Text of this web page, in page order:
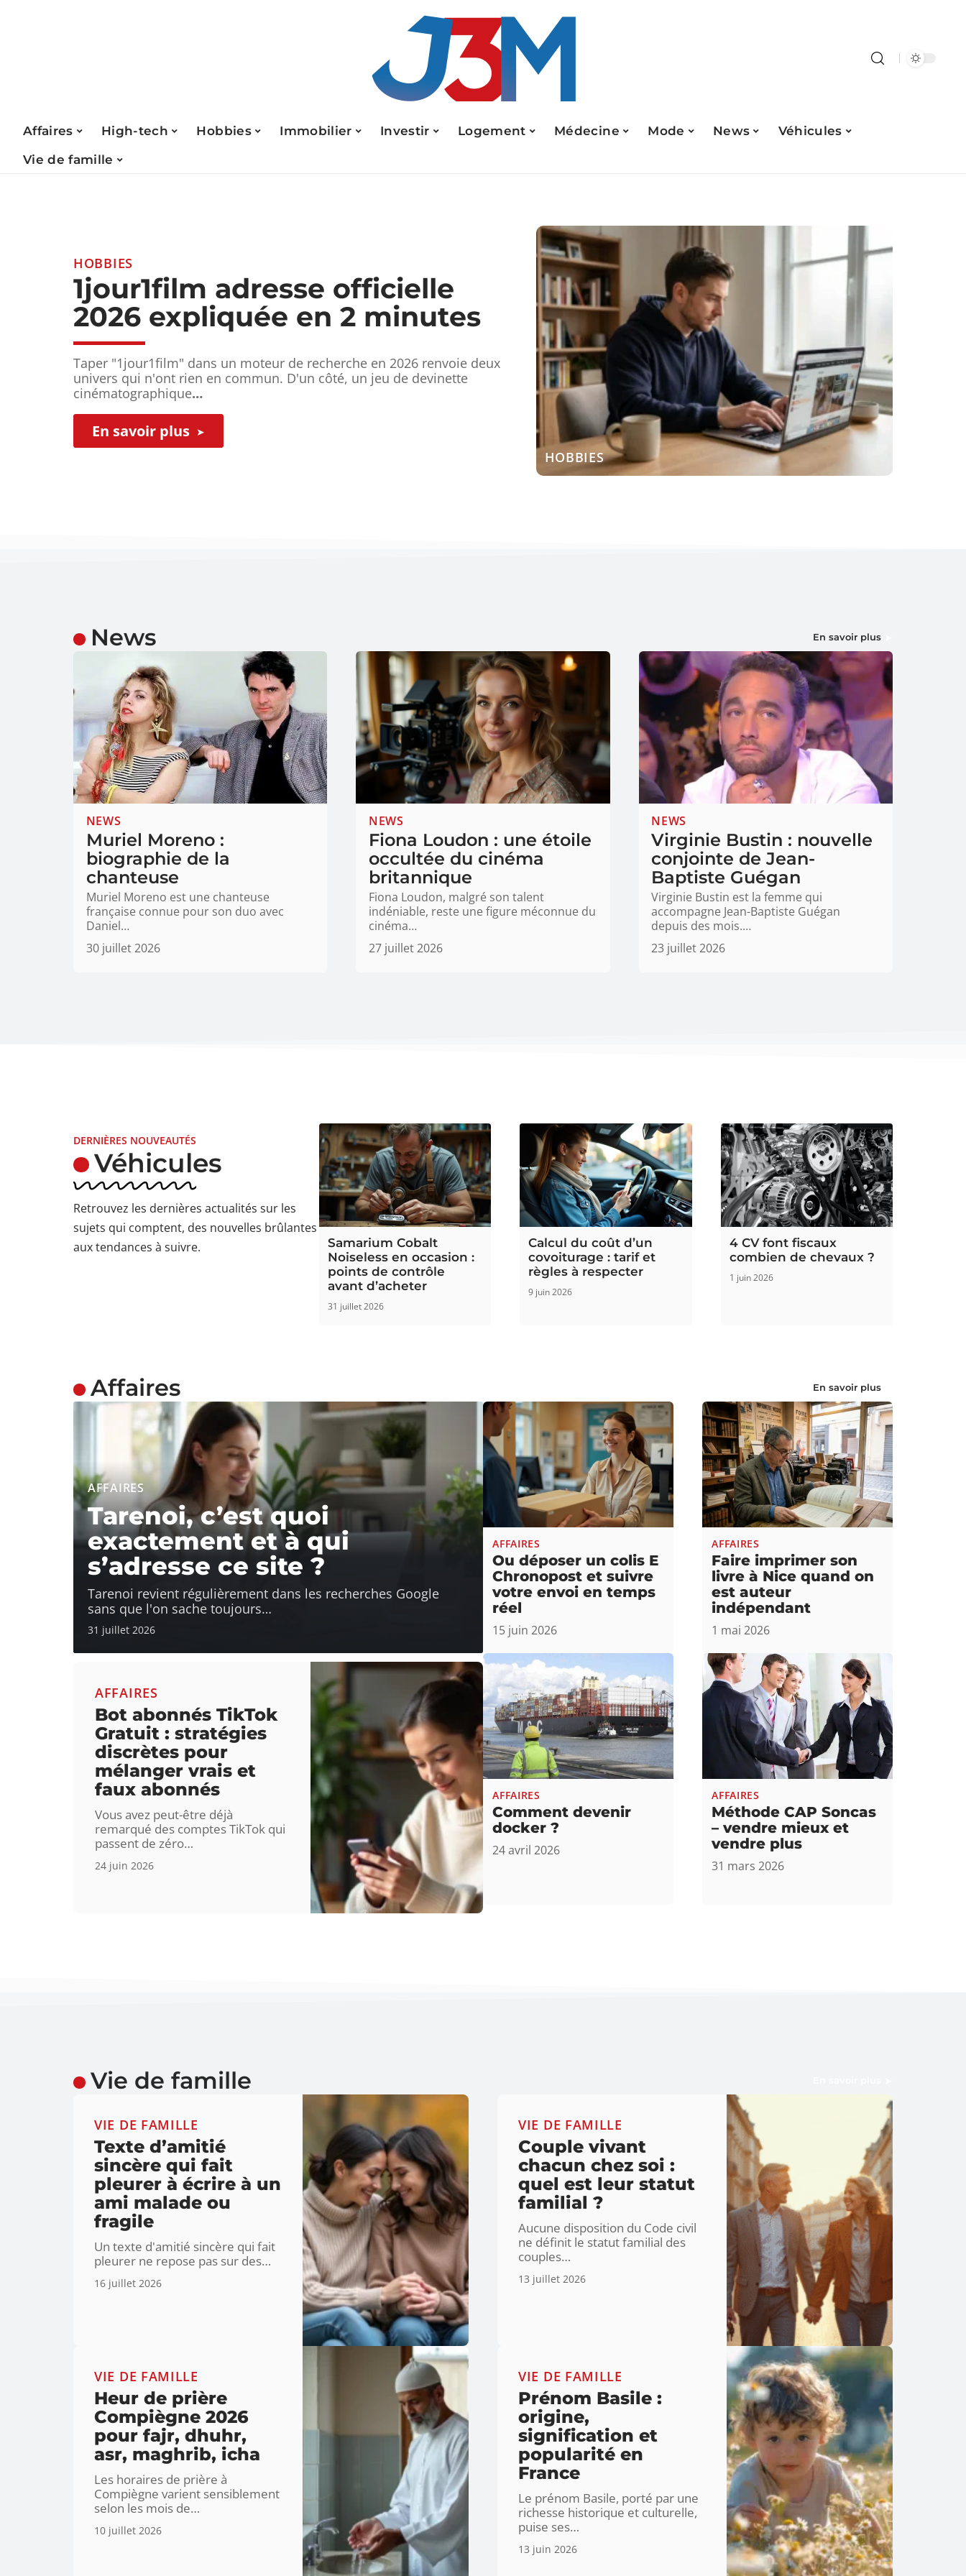
Affaires High-tech Hobbies Immobilier Investir Logement Médecine Mode News
Véhicules
Vie de famille
HOBBIES
HOBBIES
1jour1film adresse officielle
2026 expliquée en 2 minutes
Taper "1jour1film" dans un moteur de recherche en 2026 renvoie deux
univers qui n'ont rien en commun. D'un côté, un jeu de devinette
cinématographique…
En savoir plus
News En savoir plus
NEWS
Muriel Moreno :
biographie de la
chanteuse
Muriel Moreno est une chanteuse
française connue pour son duo avec
Daniel…
30 juillet 2026
NEWS
Fiona Loudon : une étoile
occultée du cinéma
britannique
Fiona Loudon, malgré son talent
indéniable, reste une figure méconnue du
cinéma…
27 juillet 2026
NEWS
Virginie Bustin : nouvelle
conjointe de Jean-
Baptiste Guégan
Virginie Bustin est la femme qui
accompagne Jean-Baptiste Guégan
depuis des mois.…
23 juillet 2026
DERNIÈRES NOUVEAUTÉS
Véhicules
Retrouvez les dernières actualités sur les
sujets qui comptent, des nouvelles brûlantes
aux tendances à suivre.
Samarium Cobalt
Noiseless en occasion :
points de contrôle
avant d’acheter
31 juillet 2026
Calcul du coût d’un
covoiturage : tarif et
règles à respecter
9 juin 2026
4 CV font fiscaux
combien de chevaux ?
1 juin 2026
Affaires En savoir plus
AFFAIRES
Tarenoi, c’est quoi
exactement et à qui
s’adresse ce site ?
Tarenoi revient régulièrement dans les recherches Google
sans que l'on sache toujours…
31 juillet 2026
AFFAIRES
Bot abonnés TikTok
Gratuit : stratégies
discrètes pour
mélanger vrais et
faux abonnés
Vous avez peut-être déjà
remarqué des comptes TikTok qui
passent de zéro…
24 juin 2026
AFFAIRES
Ou déposer un colis E
Chronopost et suivre
votre envoi en temps
réel
15 juin 2026
AFFAIRES
Faire imprimer son
livre à Nice quand on
est auteur
indépendant
1 mai 2026
AFFAIRES
Comment devenir
docker ?
24 avril 2026
AFFAIRES
Méthode CAP Soncas
– vendre mieux et
vendre plus
31 mars 2026
Vie de famille
VIE DE FAMILLE
Texte d’amitié
sincère qui fait
pleurer à écrire à un
ami malade ou
fragile
Un texte d'amitié sincère qui fait
pleurer ne repose pas sur des…
16 juillet 2026
VIE DE FAMILLE
Couple vivant
chacun chez soi :
quel est leur statut
familial ?
Aucune disposition du Code civil
ne définit le statut familial des
couples…
13 juillet 2026
VIE DE FAMILLE
Heur de prière
Compiègne 2026
pour fajr, dhuhr,
asr, maghrib, icha
Les horaires de prière à
Compiègne varient sensiblement
selon les mois de…
10 juillet 2026
VIE DE FAMILLE
Prénom Basile :
origine,
signification et
popularité en
France
Le prénom Basile, porté par une
richesse historique et culturelle,
puise ses…
13 juin 2026